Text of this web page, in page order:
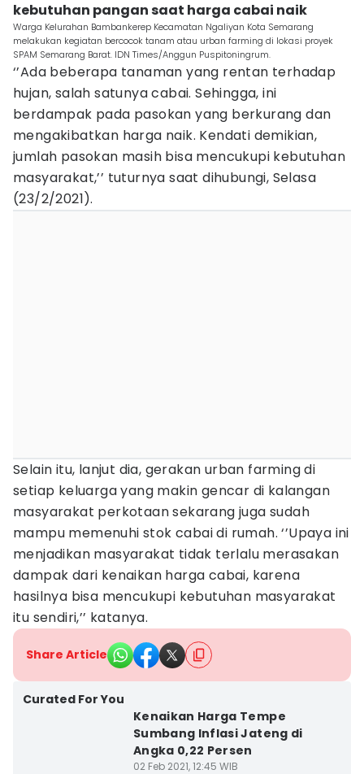
kebutuhan pangan saat harga cabai naik
Warga Kelurahan Bambankerep Kecamatan Ngaliyan Kota Semarang
melakukan kegiatan bercocok tanam atau urban farming di lokasi proyek
SPAM Semarang Barat. IDN Times/Anggun Puspitoningrum.
‘’Ada beberapa tanaman yang rentan terhadap
hujan, salah satunya cabai. Sehingga, ini
berdampak pada pasokan yang berkurang dan
mengakibatkan harga naik. Kendati demikian,
jumlah pasokan masih bisa mencukupi kebutuhan
masyarakat,’’ tuturnya saat dihubungi, Selasa
(23/2/2021).
Selain itu, lanjut dia, gerakan urban farming di
setiap keluarga yang makin gencar di kalangan
masyarakat perkotaan sekarang juga sudah
mampu memenuhi stok cabai di rumah. ‘’Upaya ini
menjadikan masyarakat tidak terlalu merasakan
dampak dari kenaikan harga cabai, karena
hasilnya bisa mencukupi kebutuhan masyarakat
itu sendiri,’’ katanya.
Share Article
Curated For You
Kenaikan Harga Tempe
Sumbang Inflasi Jateng di
Angka 0,22 Persen
02 Feb 2021, 12:45 WIB